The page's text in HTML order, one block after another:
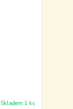
Skladem 1 ks